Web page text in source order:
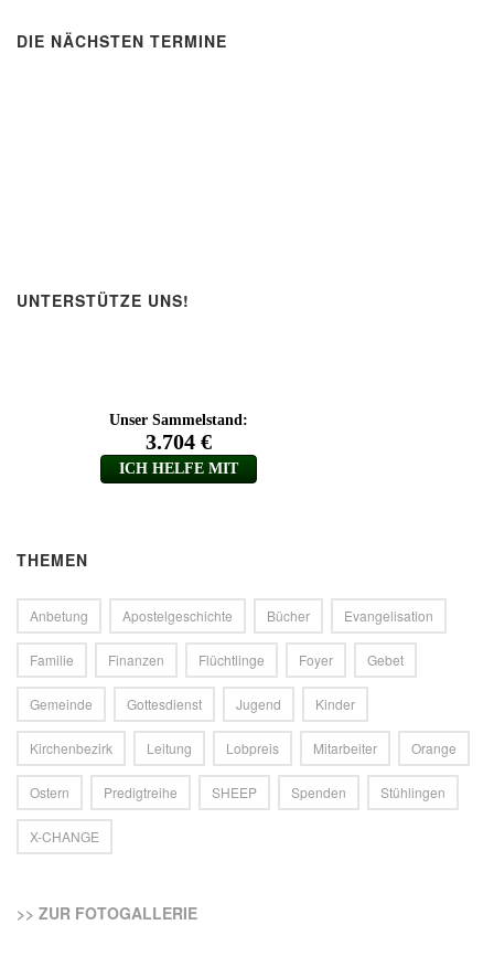
DIE NÄCHSTEN TERMINE
UNTERSTÜTZE UNS!
THEMEN
Anbetung Apostelgeschichte Bücher Evangelisation
Familie Finanzen Flüchtlinge Foyer Gebet
Gemeinde Gottesdienst Jugend Kinder
Kirchenbezirk Leitung Lobpreis Mitarbeiter Orange
Ostern Predigtreihe SHEEP Spenden Stühlingen
X-CHANGE
>> ZUR FOTOGALLERIE